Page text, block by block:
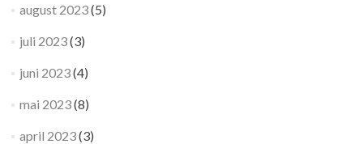
august 2023(5)
juli 2023(3)
juni 2023(4)
mai 2023(8)
april 2023(3)